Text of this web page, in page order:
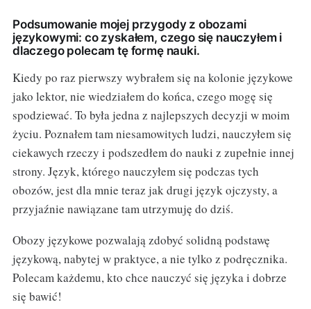
Podsumowanie mojej przygody z obozami
językowymi: co zyskałem, czego się nauczyłem i
dlaczego polecam tę formę nauki.
Kiedy po raz pierwszy wybrałem się na kolonie językowe
jako lektor, nie wiedziałem do końca, czego mogę się
spodziewać. To była jedna z najlepszych decyzji w moim
życiu. Poznałem tam niesamowitych ludzi, nauczyłem się
ciekawych rzeczy i podszedłem do nauki z zupełnie innej
strony. Język, którego nauczyłem się podczas tych
obozów, jest dla mnie teraz jak drugi język ojczysty, a
przyjaźnie nawiązane tam utrzymuję do dziś.
Obozy językowe pozwalają zdobyć solidną podstawę
językową, nabytej w praktyce, a nie tylko z podręcznika.
Polecam każdemu, kto chce nauczyć się języka i dobrze
się bawić!